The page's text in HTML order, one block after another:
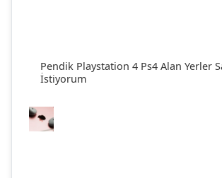
Pendik Playstation 4 Ps4 Alan Yerler
İstiyorum